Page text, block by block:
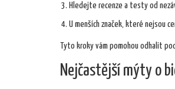
Hledejte recenze a testy od
U menších značek, které nejsou
Tyto kroky vám pomohou odhalit
Nejčastější mýty o